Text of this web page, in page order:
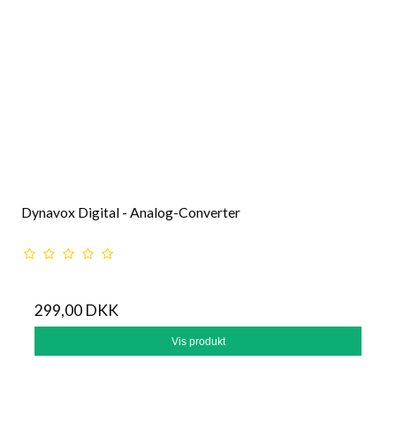
Dynavox Digital - Analog-Converter
299,00 DKK
Vis produkt